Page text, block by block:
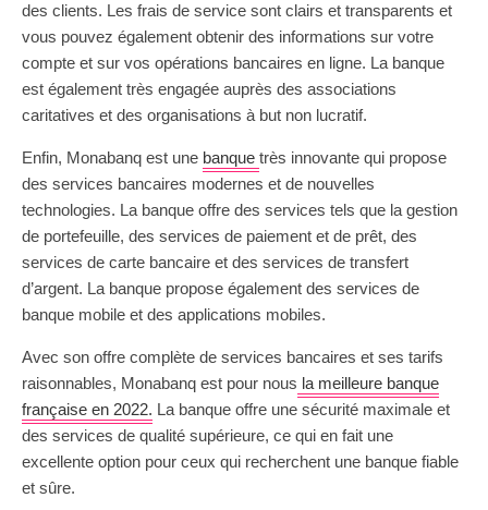
des clients. Les frais de service sont clairs et transparents et
vous pouvez également obtenir des informations sur votre
compte et sur vos opérations bancaires en ligne. La banque
est également très engagée auprès des associations
caritatives et des organisations à but non lucratif.
Enfin, Monabanq est une banque très innovante qui propose
des services bancaires modernes et de nouvelles
technologies. La banque offre des services tels que la gestion
de portefeuille, des services de paiement et de prêt, des
services de carte bancaire et des services de transfert
d’argent. La banque propose également des services de
banque mobile et des applications mobiles.
Avec son offre complète de services bancaires et ses tarifs
raisonnables, Monabanq est pour nous la meilleure banque
française en 2022. La banque offre une sécurité maximale et
des services de qualité supérieure, ce qui en fait une
excellente option pour ceux qui recherchent une banque fiable
et sûre.